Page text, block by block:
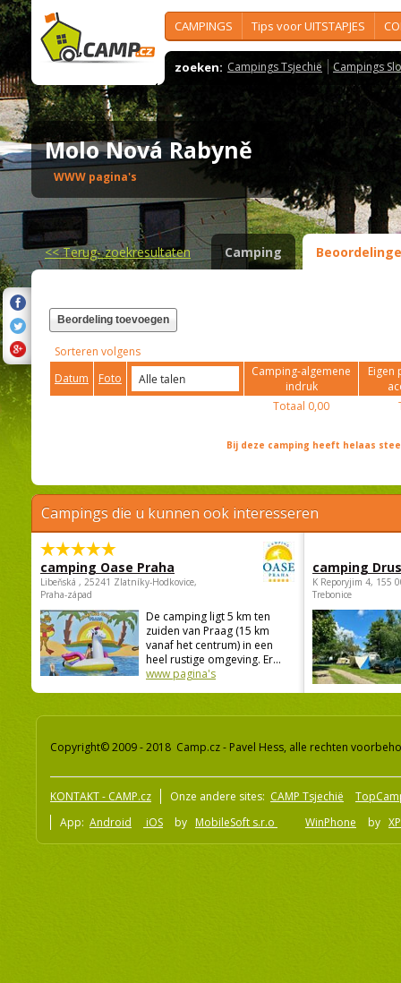
CAMPINGS Tips voor UITSTAPJES
zoeken: Campings Tsjechië Campings
Molo Nová Rabyně
WWW pagina's
<<Terug- zoekresultaten Camping
Beordeling toevoegen
Sorteren volgens
Datum
Foto
Camping-algemene
indruk
Eigen
Totaal 0,00
Bij deze camping heeft helaas
Campings die u kunnen ook interesseren
camping Oase Praha
Libeňská , 25241 Zlatníky-Hodkovice,
Praha-západ
De camping ligt 5 km ten
zuiden van Praag (15 km
vanaf het centrum) in een
heel rustige omgeving. Er...
www pagina's
camping
K Reporyjim 4, 155
Trebonice
Copyright© 2009 - 2018 Camp.cz - Pavel Hess, alle rechten
KONTAKT - CAMP.cz Onze andere sites: CAMP Tsjechië
App: Android iOS by MobileSoft s.r.o WinPhone by